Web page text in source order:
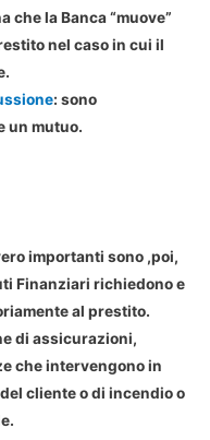
che la Banca “muove”
nel caso in cui il
: sono
un mutuo.
importanti sono ,poi,
Finanziari richiedono e
al prestito.
di assicurazioni,
che intervengono in
cliente o di incendio o